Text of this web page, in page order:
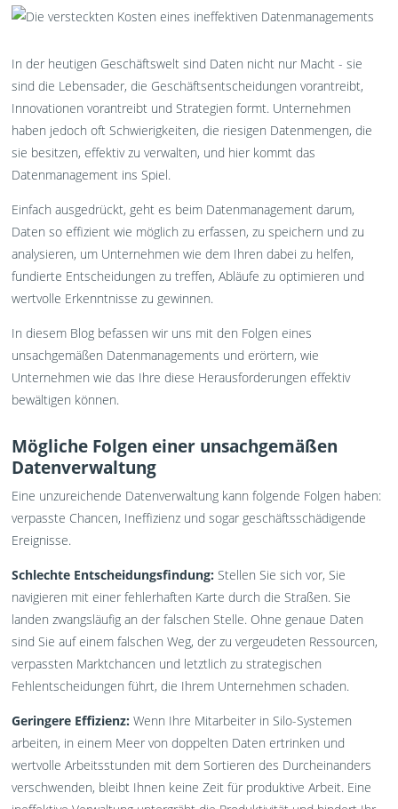
In der heutigen Geschäftswelt sind Daten nicht nur Macht - sie
sind die Lebensader, die Geschäftsentscheidungen vorantreibt,
Innovationen vorantreibt und Strategien formt. Unternehmen
haben jedoch oft Schwierigkeiten, die riesigen Datenmengen, die
sie besitzen, effektiv zu verwalten, und hier kommt das
Datenmanagement ins Spiel.
Einfach ausgedrückt, geht es beim Datenmanagement darum,
Daten so effizient wie möglich zu erfassen, zu speichern und zu
analysieren, um Unternehmen wie dem Ihren dabei zu helfen,
fundierte Entscheidungen zu treffen, Abläufe zu optimieren und
wertvolle Erkenntnisse zu gewinnen.
In diesem Blog befassen wir uns mit den Folgen eines
unsachgemäßen Datenmanagements und erörtern, wie
Unternehmen wie das Ihre diese Herausforderungen effektiv
bewältigen können.
Mögliche Folgen einer unsachgemäßen
Datenverwaltung
Eine unzureichende Datenverwaltung kann folgende Folgen haben:
verpasste Chancen, Ineffizienz und sogar geschäftsschädigende
Ereignisse.
Schlechte Entscheidungsfindung: Stellen Sie sich vor, Sie
navigieren mit einer fehlerhaften Karte durch die Straßen. Sie
landen zwangsläufig an der falschen Stelle. Ohne genaue Daten
sind Sie auf einem falschen Weg, der zu vergeudeten Ressourcen,
verpassten Marktchancen und letztlich zu strategischen
Fehlentscheidungen führt, die Ihrem Unternehmen schaden.
Geringere Effizienz: Wenn Ihre Mitarbeiter in Silo-Systemen
arbeiten, in einem Meer von doppelten Daten ertrinken und
wertvolle Arbeitsstunden mit dem Sortieren des Durcheinanders
verschwenden, bleibt Ihnen keine Zeit für produktive Arbeit. Eine